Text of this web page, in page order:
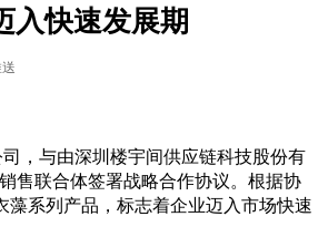
入快速发展期
，与由深圳楼宇间供应链科技股份有
售联合体签署战略合作协议。根据协
系列产品，标志着企业迈入市场快速